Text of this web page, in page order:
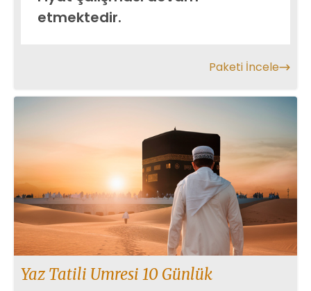
etmektedir.
Paketi İncele
Yaz Tatili Umresi 10 Günlük